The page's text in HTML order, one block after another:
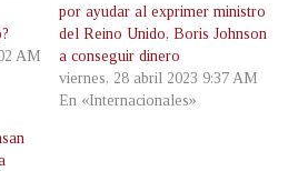
AM
por ayudar al exprimer ministro
del Reino Unido, Boris Johnson
a conseguir dinero
viernes, 28 abril 2023 9:37 AM
En «Internacionales»